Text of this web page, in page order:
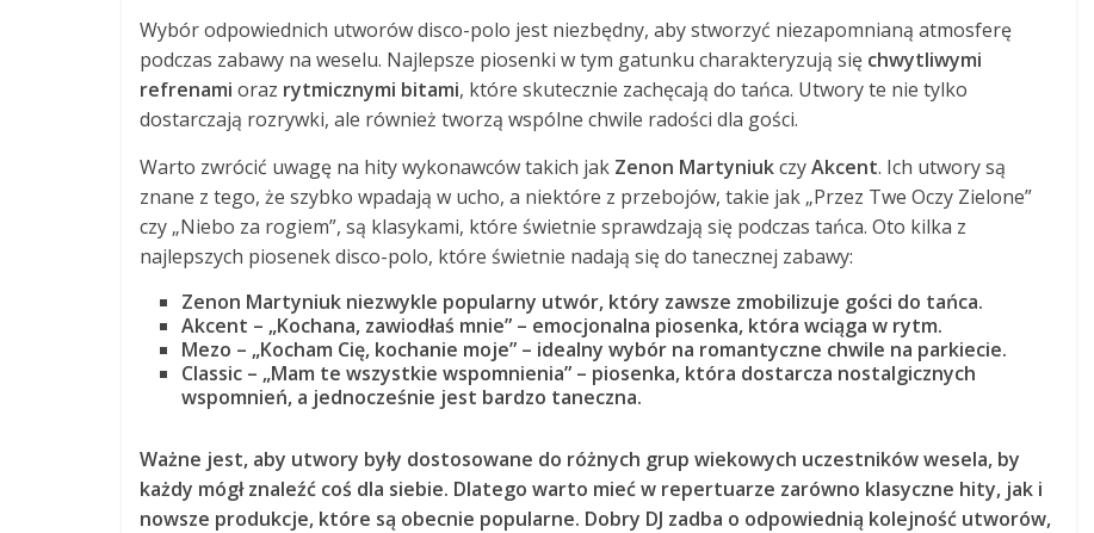
Wybór odpowiednich utworów disco-polo jest niezbędny, aby stworzyć niezapomnianą atmosferę
podczas zabawy na weselu. Najlepsze piosenki w tym gatunku charakteryzują się chwytliwymi
refrenami oraz rytmicznymi bitami, które skutecznie zachęcają do tańca. Utwory te nie tylko
dostarczają rozrywki, ale również tworzą wspólne chwile radości dla gości.
Warto zwrócić uwagę na hity wykonawców takich jak Zenon MartyniukczyAkcent. Ich utwory są
znane z tego, że szybko wpadają w ucho, a niektóre z przebojów, takie jak „Przez Twe Oczy Zielone”
czy „Niebo za rogiem”, są klasykami, które świetnie sprawdzają się podczas tańca. Oto kilka z
najlepszych piosenek disco-polo, które świetnie nadają się do tanecznej zabawy:
Zenon Martyniuk niezwykle popularny utwór, który zawsze zmobilizuje gości do tańca.
Akcent – „Kochana, zawiodłaś mnie” – emocjonalna piosenka, która wciąga w rytm.
Mezo – „Kocham Cię, kochanie moje” – idealny wybór na romantyczne chwile na parkiecie.
Classic – „Mam te wszystkie wspomnienia” – piosenka, która dostarcza nostalgicznych
wspomnień, a jednocześnie jest bardzo taneczna.
Ważne jest, aby utwory były dostosowane do różnych grup wiekowych uczestników wesela, by
każdy mógł znaleźć coś dla siebie. Dlatego warto mieć w repertuarze zarówno klasyczne hity, jak i
nowsze produkcje, które są obecnie popularne. Dobry DJ zadba o odpowiednią kolejność utworów,